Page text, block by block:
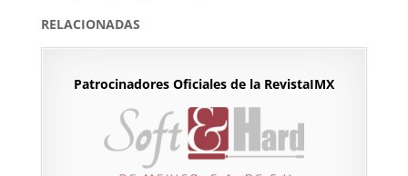
RELACIONADAS
Patrocinadores Oficiales de la RevistaIMX